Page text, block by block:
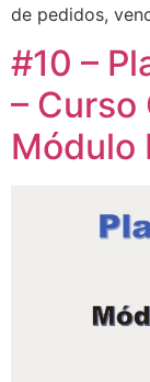
de pedidos,
#10 –
– Curso
Módulo